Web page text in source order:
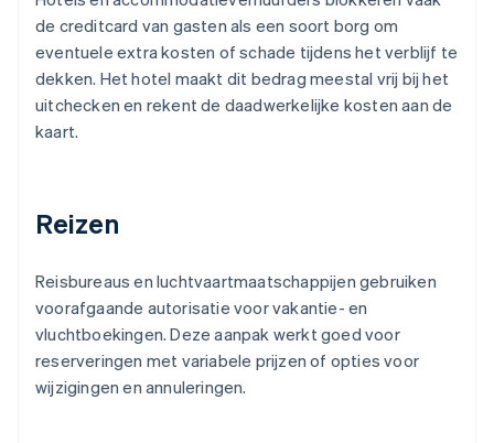
de creditcard van gasten als een soort borg om
eventuele extra kosten of schade tijdens het verblijf te
dekken. Het hotel maakt dit bedrag meestal vrij bij het
uitchecken en rekent de daadwerkelijke kosten aan de
kaart.
Reizen
Reisbureaus en luchtvaartmaatschappijen gebruiken
voorafgaande autorisatie voor vakantie- en
vluchtboekingen. Deze aanpak werkt goed voor
reserveringen met variabele prijzen of opties voor
wijzigingen en annuleringen.